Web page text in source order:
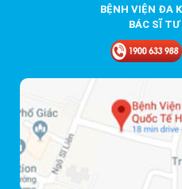
BỆNH VIỆN ĐA
BÁC SĨ